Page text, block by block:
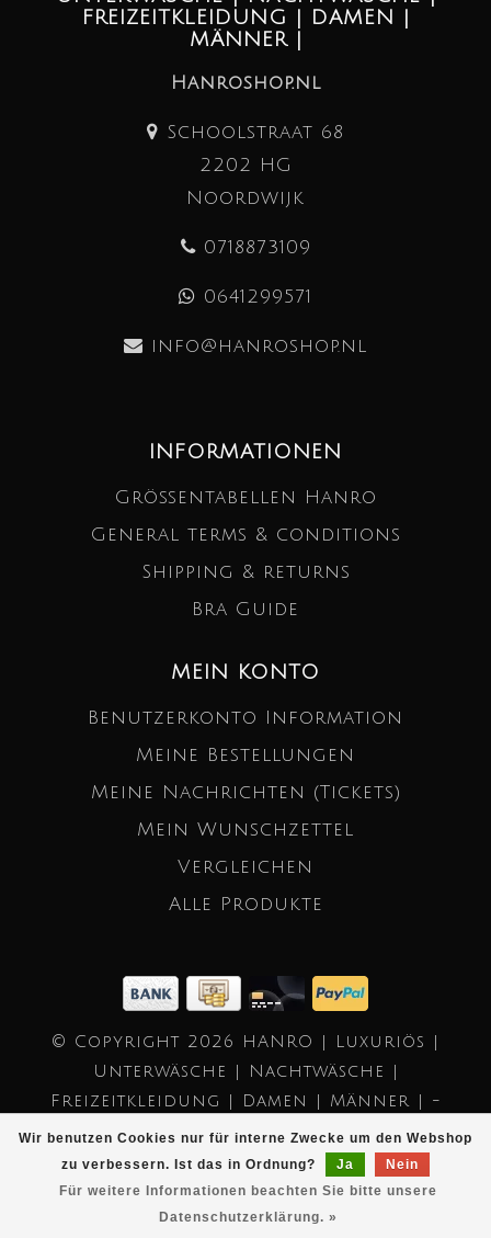
Wir benutzen Cookies nur für interne Zwecke um den Webshop
zu verbessern. Ist das in Ordnung?
Ja
Nein
Für weitere Informationen beachten Sie bitte unsere
Datenschutzerklärung. »
FREIZEITKLEIDUNG | DAMEN |
MÄNNER |
Hanroshop.nl
Schoolstraat 68
2202 HG
Noordwijk
0718873109
0641299571
info@hanroshop.nl
INFORMATIONEN
Größentabellen Hanro
General terms & conditions
Shipping & returns
Bra Guide
MEIN KONTO
Benutzerkonto Information
Meine Bestellungen
Meine Nachrichten (Tickets)
Mein Wunschzettel
Vergleichen
Alle Produkte
© Copyright 2026 HANRO | Luxuriös |
Unterwäsche | Nachtwäsche |
Freizeitkleidung | Damen | Männer | -
Powered by
Lightspeed
- Theme by
Dyvelopment